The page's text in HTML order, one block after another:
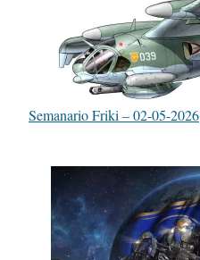
Semanario Friki – 02-05-2026